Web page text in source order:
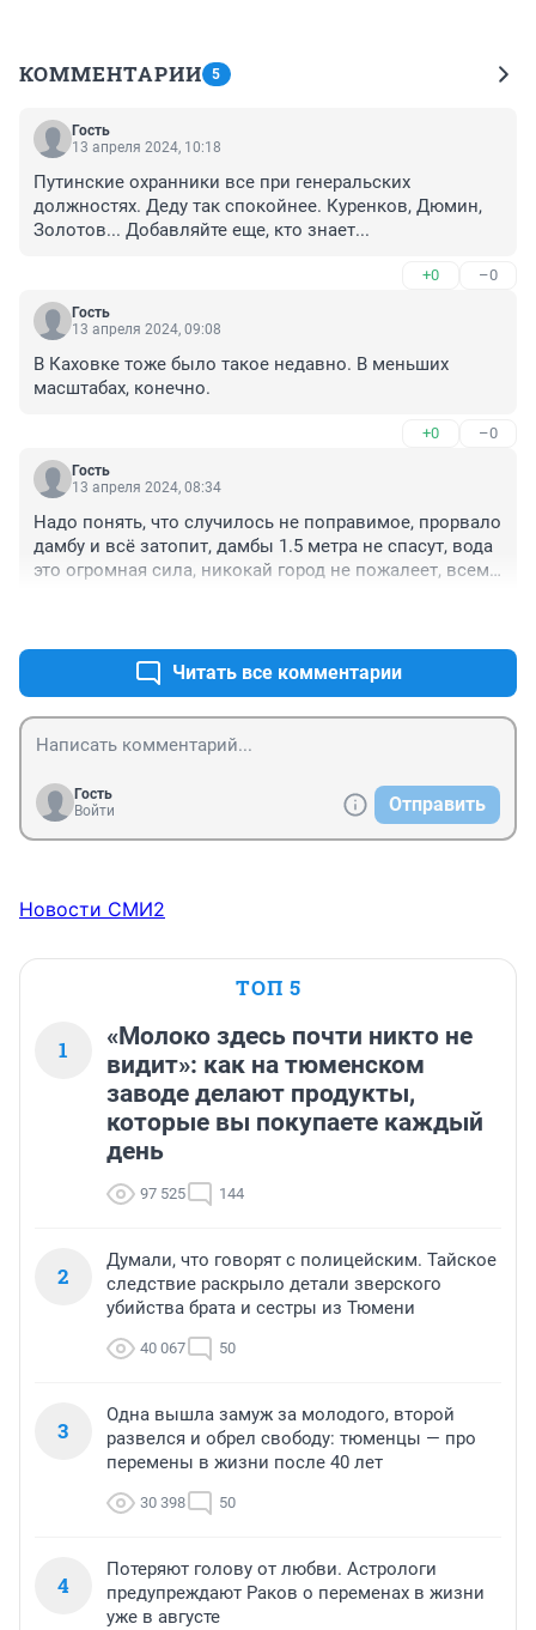
КОММЕНТАРИИ 5
Гость
13 апреля 2024, 10:18
Путинские охранники все при генеральских
должностях. Деду так спокойнее. Куренков, Дюмин,
Золотов... Добавляйте еще, кто знает...
+0 –0
Гость
13 апреля 2024, 09:08
В Каховке тоже было такое недавно. В меньших
масштабах, конечно.
+0 –0
Гость
13 апреля 2024, 08:34
Надо понять, что случилось не поправимое, прорвало
дамбу и всё затопит, дамбы 1.5 метра не спасут, вода
это огромная сила, никокай город не пожалеет, всем
Читать все комментарии
Гость
Войти
Отправить
Новости СМИ2
ТОП 5
1
«Молоко здесь почти никто не
видит»: как на тюменском
заводе делают продукты,
которые вы покупаете каждый
день
97 525 144
2
Думали, что говорят с полицейским. Тайское
следствие раскрыло детали зверского
убийства брата и сестры из Тюмени
40 067 50
3
Одна вышла замуж за молодого, второй
развелся и обрел свободу: тюменцы — про
перемены в жизни после 40 лет
30 398 50
4
Потеряют голову от любви. Астрологи
предупреждают Раков о переменах в жизни
уже в августе